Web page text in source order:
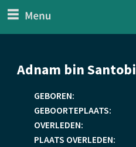
Generaal
Adnam bin Santobi
GEBOREN:
GEBOORTEPLAATS:
OVERLEDEN:
PLAATS OVERLEDEN: